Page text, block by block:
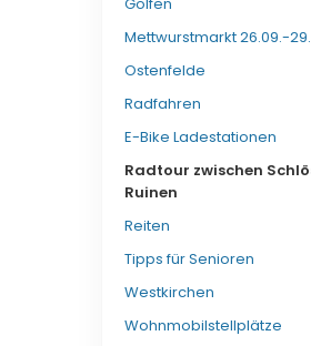
Mettwurstmarkt 26.09.-
Ostenfelde
Radfahren
E-Bike Ladestationen
Radtour zwischen
Ruinen
Reiten
Tipps für Senioren
Westkirchen
Wohnmobilstellplätze